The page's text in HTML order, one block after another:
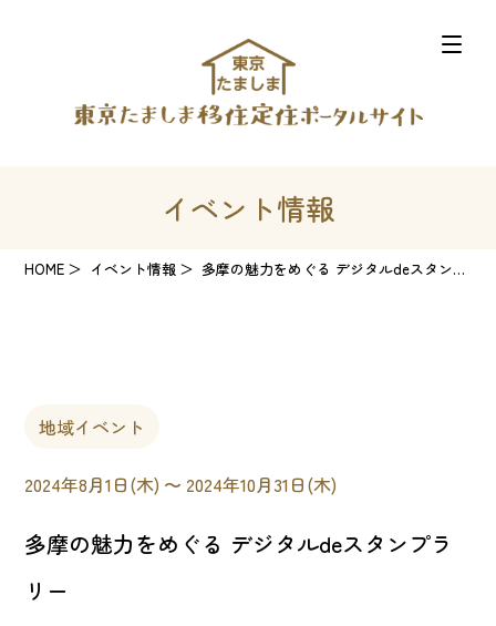
イベント情報
HOME イベント情報 多摩の魅力をめぐる デジタルdeスタンプラリー
地域イベント
2024年8月1日(木) 〜 2024年10月31日(木)
多摩の魅力をめぐる デジタルdeスタンプラ
リー